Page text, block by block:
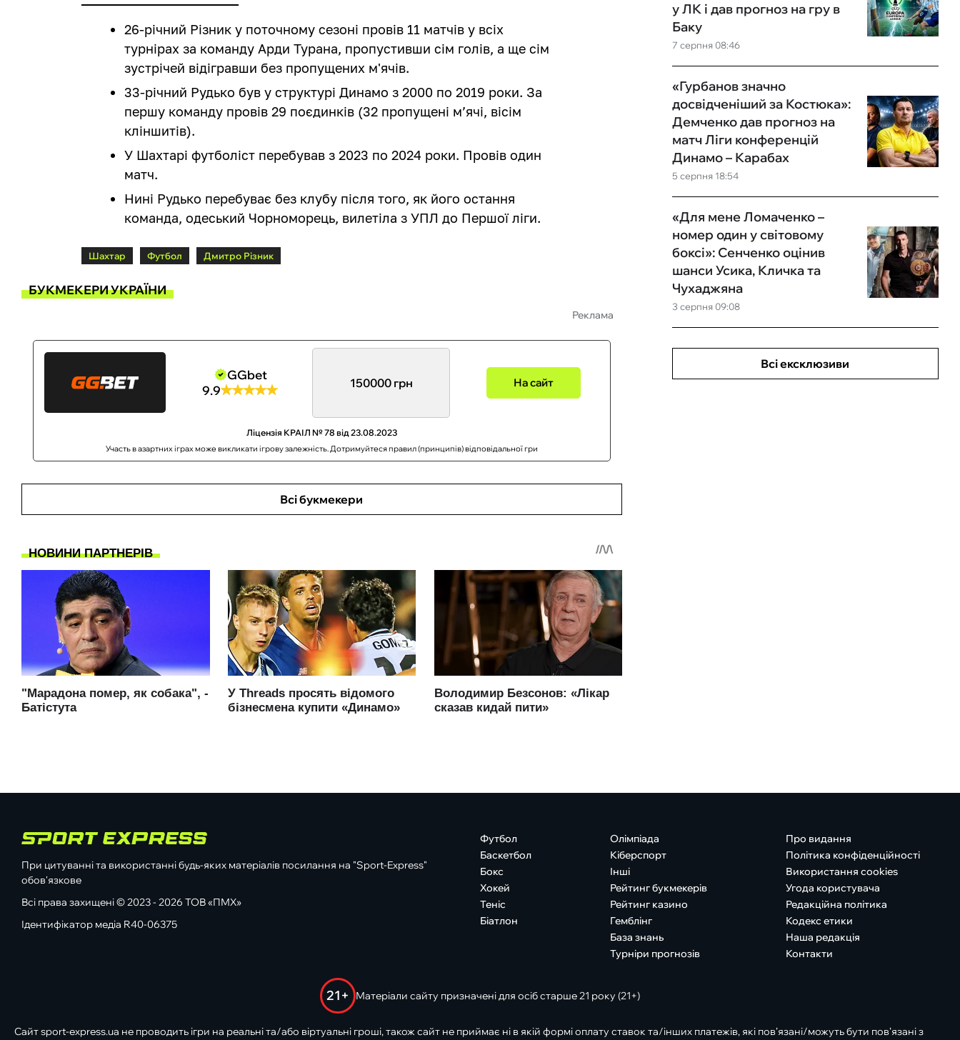
26-річний Різник у поточному сезоні провів 11 матчів у всіх
турнірах за команду Арди Турана, пропустивши сім голів, а ще сім
зустрічей відігравши без пропущених м'ячів.
33-річний Рудько був у структурі Динамо з 2000 по 2019 роки. За
першу команду провів 29 поєдинків (32 пропущені м’ячі, вісім
кліншитів).
У Шахтарі футболіст перебував з 2023 по 2024 роки. Провів один
матч.
Нині Рудько перебуває без клубу після того, як його остання
команда, одеський Чорноморець, вилетіла з УПЛ до Першої ліги.
Шахтар Футбол Дмитро Різник
БУКМЕКЕРИ УКРАЇНИ
Реклама
GGbet
9.9
150000 грн На сайт
Ліцензія КРАІЛ № 78 від 23.08.2023
Участь в азартних іграх може викликати ігрову залежність. Дотримуйтеся правил (принципів) відповідальної гри
Всі букмекери
7 серпня 08:46
у ЛК і дав прогноз на гру в
Баку
5 серпня 18:54
«Гурбанов значно
досвідченіший за Костюка»:
Демченко дав прогноз на
матч Ліги конференцій
Динамо – Карабах
3 серпня 09:08
«Для мене Ломаченко –
номер один у світовому
боксі»: Сенченко оцінив
шанси Усика, Кличка та
Чухаджяна
Всі ексклюзиви
При цитуванні та використанні будь-яких матеріалів посилання на "Sport-Express"
обов'язкове
Всі права захищені © 2023 - 2026 ТОВ «ПМХ»
Ідентифікатор медіа R40-06375
Футбол
Баскетбол
Бокс
Хокей
Теніс
Біатлон
Олімпіада
Кіберспорт
Інші
Рейтинг букмекерів
Рейтинг казино
Гемблінг
База знань
Турніри прогнозів
Про видання
Політика конфіденційності
Використання cookies
Угода користувача
Редакційна політика
Кодекс етики
Наша редакція
Контакти
21+ Матеріали сайту призначені для осіб старше 21 року (21+)
Сайт sport-express.ua не проводить ігри на реальні та/або віртуальні гроші, також сайт не приймає ні в якій формі оплату ставок та/інших платежів, які пов’язані/можуть бути пов’язані з